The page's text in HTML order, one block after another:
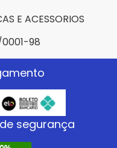
E ACESSORIOS
0001-98
segurança